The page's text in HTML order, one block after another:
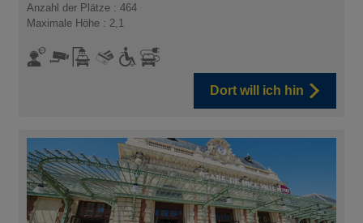
Anzahl der Plätze : 464
Maximale Höhe : 2,1
Dort will ich hin